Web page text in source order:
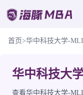
首页>华中科技大学-
华中科技大
查看华中科技大学-